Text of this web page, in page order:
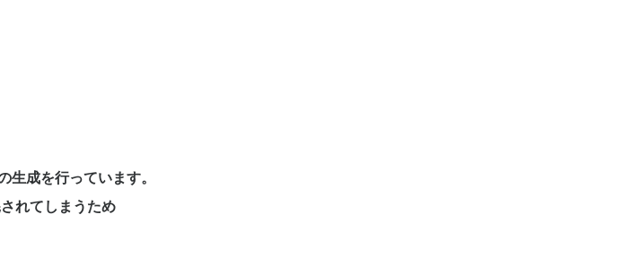
生成を行っています。
れてしまうため